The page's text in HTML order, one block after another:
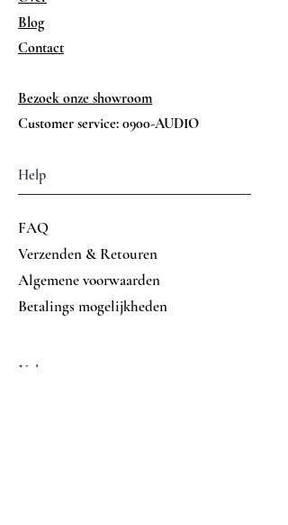
Blog
Contact
Bezoek onze showroom
Customer service: 0900-AUDIO
Help
FAQ
Verzenden & Retouren
Algemene voorwaarden
Betalings mogelijkheden
Volg ons op